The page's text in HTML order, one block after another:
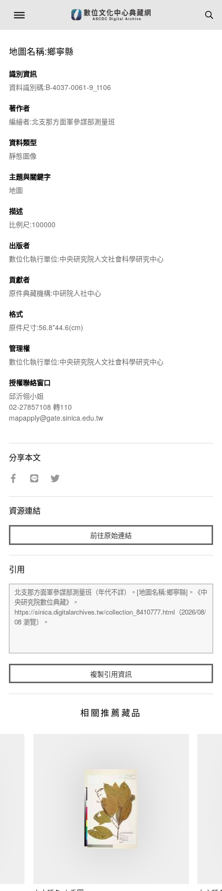
地圖名稱:鄉寧縣
識別資訊
資料識別碼:B-4037-0061-9_t106
著作者
編繪者:北支那方面軍參謀部測量班
資料類型
靜態圖像
主題與關鍵字
地圖
描述
比例尺:100000
出版者
數位化執行單位:中央研究院人文社會科學研究中心
貢獻者
原件典藏機構:中研院人社中心
格式
原件尺寸:56.8*44.6(cm)
管理權
數位化執行單位:中央研究院人文社會科學研究中心
授權聯絡窗口
邱沂翎小姐
02-27857108 轉110
mapapply@gate.sinica.edu.tw
分享本文
資源連結
前往原始連結
引用
複製引用資訊
相關推薦藏品